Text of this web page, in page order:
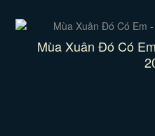
Mùa Xuân Đó Có